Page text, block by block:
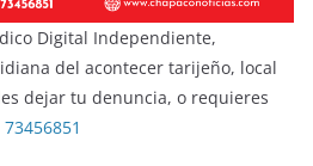
Digital Independiente,
del acontecer tarijeño, local
dejar tu denuncia, o requieres
73456851